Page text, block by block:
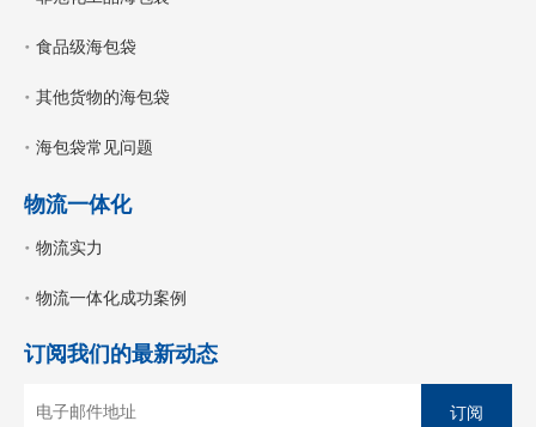
食品级海包袋
其他货物的海包袋
海包袋常见问题
物流一体化
物流实力
物流一体化成功案例
订阅我们的最新动态
订阅